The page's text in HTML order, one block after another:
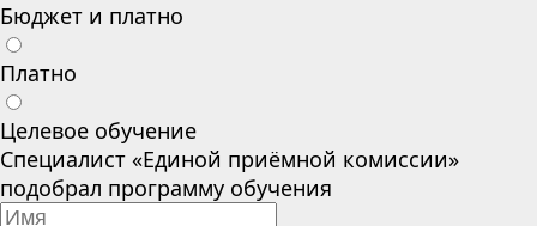
Бюджет и платно
Платно
Целевое обучение
Специалист «Единой приёмной комиссии»
подобрал программу обучения